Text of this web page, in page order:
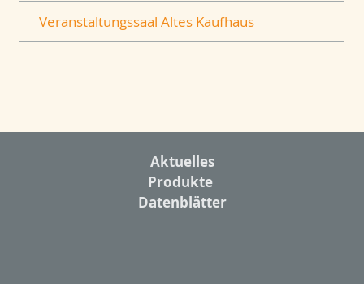
Veranstaltungssaal Altes Kaufhaus
Aktuelles
Produkte
Datenblätter